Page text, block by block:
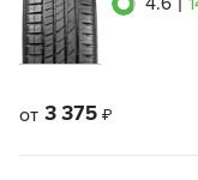
от 3 375 ₽